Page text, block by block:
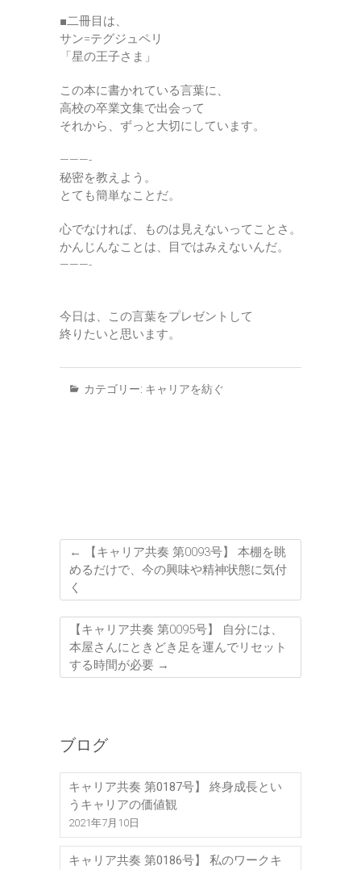
■二冊目は、
サン=テグジュペリ
「星の王子さま」
この本に書かれている言葉に、
高校の卒業文集で出会って
それから、ずっと大切にしています。
———-
秘密を教えよう。
とても簡単なことだ。
心でなければ、ものは見えないってことさ。
かんじんなことは、目ではみえないんだ。
———-
今日は、この言葉をプレゼントして
終りたいと思います。
カテゴリー: キャリアを紡ぐ
←
【キャリア共奏 第0093号】 本棚を眺
めるだけで、今の興味や精神状態に気付
く
【キャリア共奏 第0095号】 自分には、
本屋さんにときどき足を運んでリセット
する時間が必要 →
ブログ
キャリア共奏 第0187号】 終身成長とい
うキャリアの価値観
2021年7月10日
キャリア共奏 第0186号】 私のワークキ